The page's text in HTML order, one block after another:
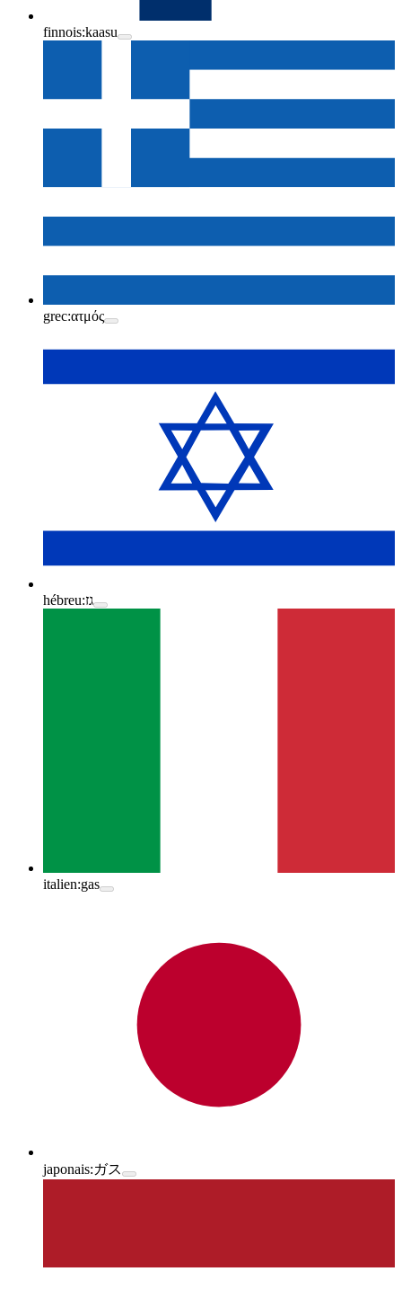
finnois:kaasu
grec:ατμός
hébreu:גז
italien:gas
japonais:ガス